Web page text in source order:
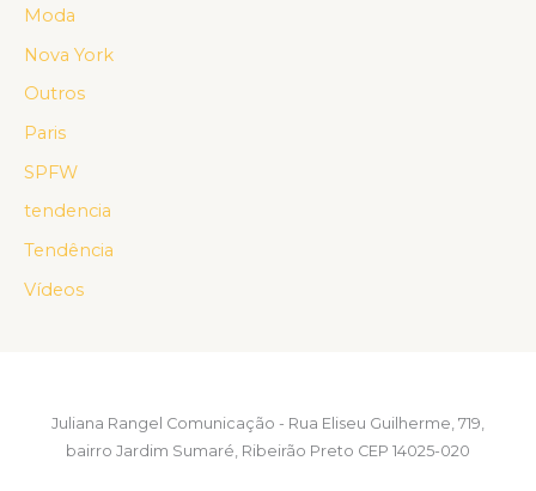
Moda
Nova York
Outros
Paris
SPFW
tendencia
Tendência
Vídeos
Juliana Rangel Comunicação - Rua Eliseu Guilherme, 719,
bairro Jardim Sumaré, Ribeirão Preto CEP 14025-020